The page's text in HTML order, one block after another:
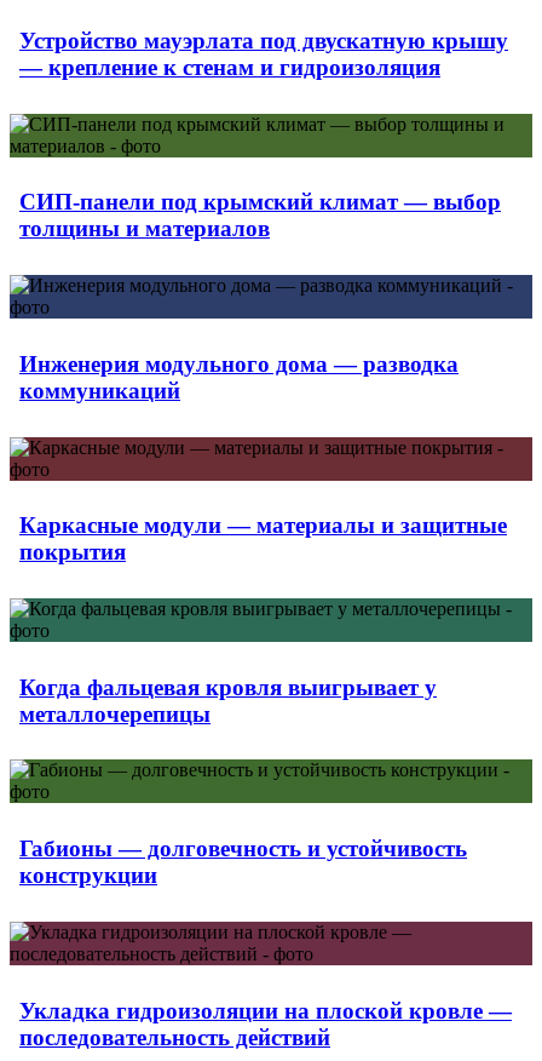
Устройство мауэрлата под двускатную крышу
— крепление к стенам и гидроизоляция
СИП-панели под крымский климат — выбор
толщины и материалов
Инженерия модульного дома — разводка
коммуникаций
Каркасные модули — материалы и защитные
покрытия
Когда фальцевая кровля выигрывает у
металлочерепицы
Габионы — долговечность и устойчивость
конструкции
Укладка гидроизоляции на плоской кровле —
последовательность действий